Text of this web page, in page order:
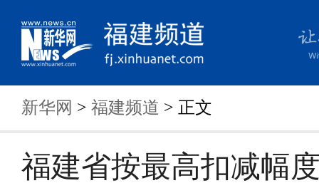
新华网 > 福建频道 > 正文
福建省按最高扣减幅